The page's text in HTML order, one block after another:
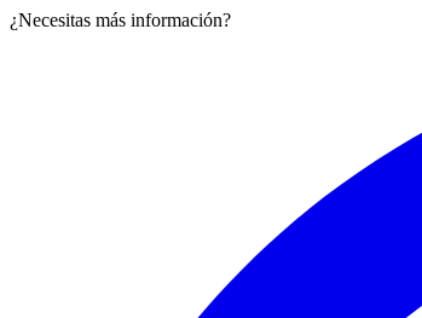
¿Necesitas más información?